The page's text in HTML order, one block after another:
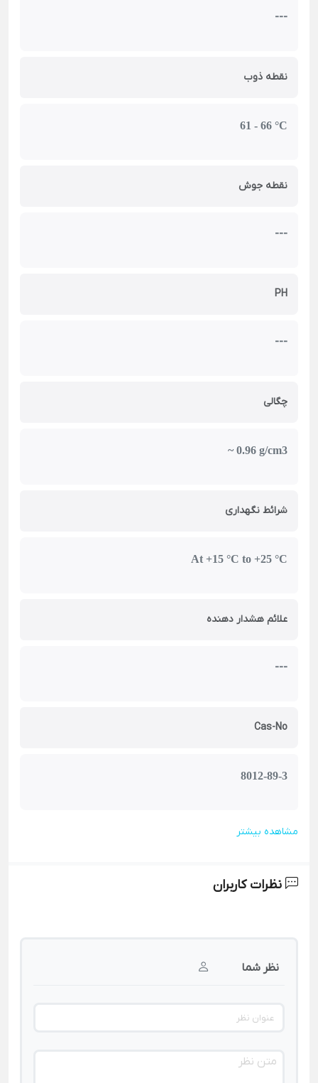
---
نقطه ذوب
61 - 66 °C
نقطه جوش
---
PH
---
چگالی
~ 0.96 g/cm3
شرائط نگهداری
At +15 °C to +25 °C
علائم هشدار دهنده
---
Cas-No
8012-89-3
مشاهده بیشتر
نظرات کاربران
نظر شما